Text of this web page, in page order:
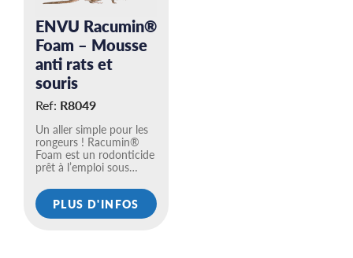
ENVU Racumin®
Foam – Mousse
anti rats et
souris
Ref: R8049
Un aller simple pour les
rongeurs ! Racumin®
Foam est un rodonticide
prêt à l’emploi sous…
PLUS D'INFOS